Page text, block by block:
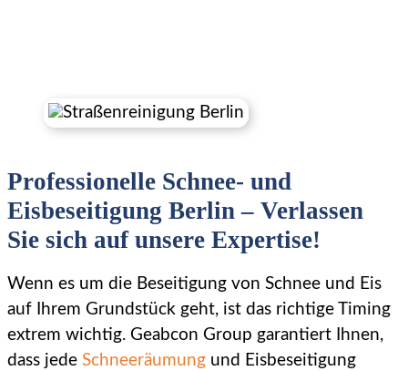
Professionelle Schnee- und
Eisbeseitigung Berlin – Verlassen
Sie sich auf unsere Expertise!
Wenn es um die Beseitigung von Schnee und Eis
auf Ihrem Grundstück geht, ist das richtige Timing
extrem wichtig. Geabcon Group garantiert Ihnen,
dass jede Schneeräumung und Eisbeseitigung